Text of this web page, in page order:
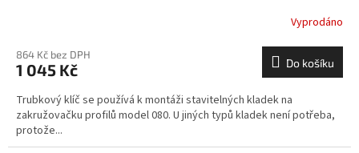
Vyprodáno
864 Kč bez DPH
1 045 Kč Do košíku
Trubkový klíč se používá k montáži stavitelných kladek na
zakružovačku profilů model 080. U jiných typů kladek není potřeba,
protože...